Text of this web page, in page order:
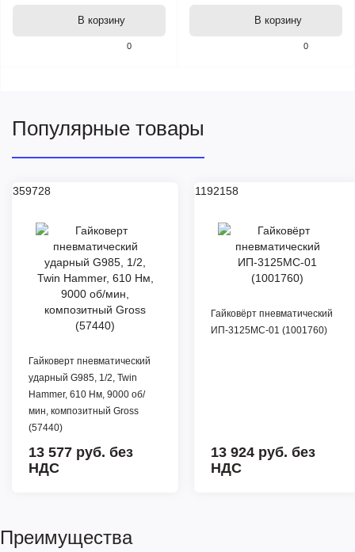
0
В корзину
0
В корзину
Популярные товары
359728
Гайковерт пневматический
ударный G985, 1/2, Twin
Hammer, 610 Нм, 9000 об/
мин, композитный Gross
(57440)
13 577 руб. без
НДС
1192158
Гайковёрт пневматический
ИП-3125МС-01 (1001760)
13 924 руб. без
НДС
Преимущества